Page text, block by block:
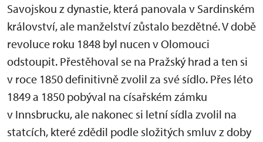
Savojskou z dynastie, která panovala v Sardinském
království, ale manželství zůstalo bezdětné. V době
revoluce roku 1848 byl nucen v Olomouci
odstoupit. Přestěhoval se na Pražský hrad a ten si
v roce 1850 definitivně zvolil za své sídlo. Přes léto
1849 a 1850 pobýval na císařském zámku
v Innsbrucku, ale nakonec si letní sídla zvolil na
statcích, které zdědil podle složitých smluv z doby